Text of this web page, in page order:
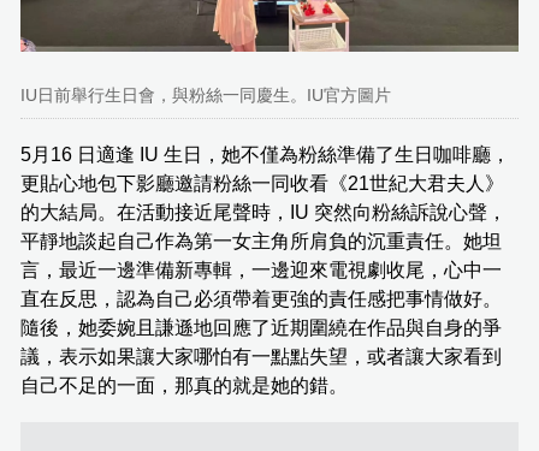
IU日前舉行生日會，與粉絲一同慶生。IU官方圖片
5月16 日適逢 IU 生日，她不僅為粉絲準備了生日咖啡廳，
更貼心地包下影廳邀請粉絲一同收看《21世紀大君夫人》
的大結局。在活動接近尾聲時，IU 突然向粉絲訴說心聲，
平靜地談起自己作為第一女主角所肩負的沉重責任。她坦
言，最近一邊準備新專輯，一邊迎來電視劇收尾，心中一
直在反思，認為自己必須帶着更強的責任感把事情做好。
隨後，她委婉且謙遜地回應了近期圍繞在作品與自身的爭
議，表示如果讓大家哪怕有一點點失望，或者讓大家看到
自己不足的一面，那真的就是她的錯。